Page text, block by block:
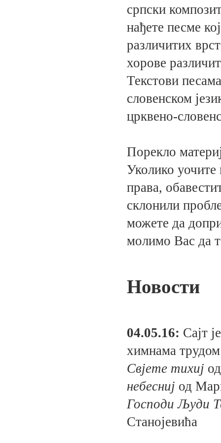
српски
нађете песме
различитих
хорове
Текстови
словенском
црквено-
Порекло
Уколико
права,
склонили
можете да
молимо Вас да
Новости
04.05.16: Сајт
химнама
Свјете тихиј
небесниј од
Господи Људи
Станојевића